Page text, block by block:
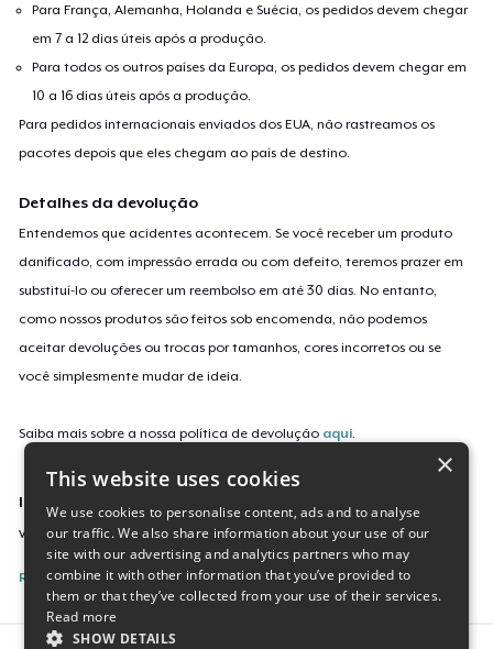
Para França, Alemanha, Holanda e Suécia, os pedidos devem chegar
em 7 a 12 dias úteis após a produção.
Para todos os outros países da Europa, os pedidos devem chegar em
10 a 16 dias úteis após a produção.
Para pedidos internacionais enviados dos EUA, não rastreamos os
pacotes depois que eles chegam ao país de destino.
Detalhes da devolução
Entendemos que acidentes acontecem. Se você receber um produto
danificado, com impressão errada ou com defeito, teremos prazer em
substituí-lo ou oferecer um reembolso em até 30 dias. No entanto,
como nossos produtos são feitos sob encomenda, não podemos
aceitar devoluções ou trocas por tamanhos, cores incorretos ou se
você simplesmente mudar de ideia.
Saiba mais sobre a nossa política de devolução aqui.
Identificação da campanha
vintage-raccoon
Reporte esta Campanha
×
This website uses cookies
We use cookies to personalise content, ads and to analyse
our traffic. We also share information about your use of our
site with our advertising and analytics partners who may
combine it with other information that you’ve provided to
them or that they’ve collected from your use of their services.
Read more
SHOW DETAILS